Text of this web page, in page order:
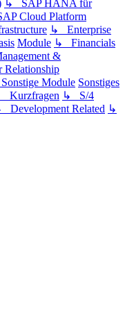
↳ SAP HANA für
Cloud Platform
↳ Enterprise
Module ↳ Financials
&
Module Sonstiges
Kurzfragen ↳ S/4
Development Related ↳